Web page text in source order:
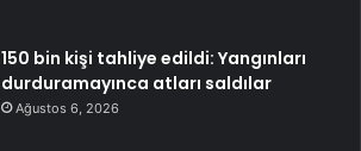
150 bin kişi tahliye edildi: Yangınları
durduramayınca atları saldılar
Ağustos 6, 2026